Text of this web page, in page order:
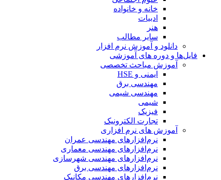
خانه و خانواده
ادبیات
هنر
سایر مطالب
دانلود و آموزش نرم افزار
فایل‌ها و دوره های آموزشی
آموزش مباحث تخصصی
ایمنی و HSE
مهندسی برق
مهندسی شیمی
شیمی
فیزیک
تجارت الکترونیک
آموزش های نرم افزاری
نرم‌افزارهای مهندسی عمران
نرم‌افزارهای مهندسی معماری
نرم‌افزارهای مهندسی شهرسازی
نرم‌افزارهای مهندسی برق
نرم‌افزارهای مهندسی مکانیک